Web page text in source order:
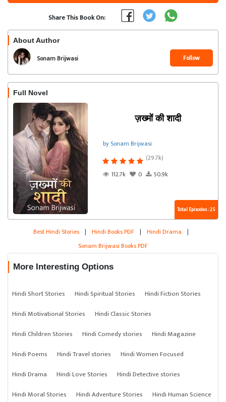
Share This Book On:
About Author
Sonam Brijwasi Follow
Full Novel
ज़ख्मों की शादी
by Sonam Brijwasi
(29.7k)
112.7k
0 50.9k
Total Episodes : 25
Best Hindi Stories | Hindi Books PDF | Hindi Drama |
Sonam Brijwasi Books PDF
More Interesting Options
Hindi Short Stories Hindi Spiritual Stories
Hindi Fiction Stories
Hindi Motivational Stories
Hindi Classic Stories
Hindi Children Stories
Hindi Comedy stories
Hindi Magazine
Hindi Poems
Hindi Travel stories
Hindi Women Focused
Hindi Drama
Hindi Love Stories
Hindi Detective stories
Hindi Moral Stories
Hindi Adventure Stories Hindi Human Science